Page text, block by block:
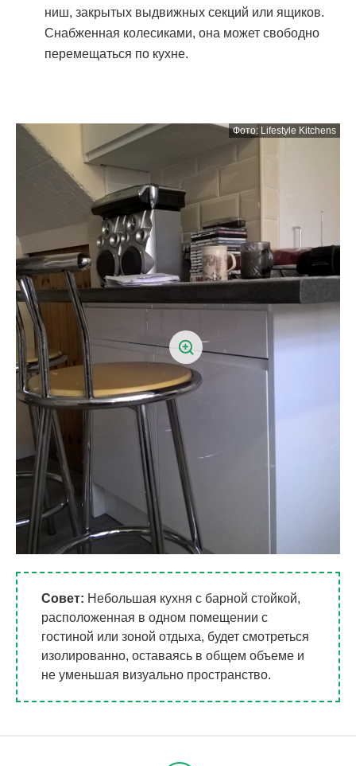
ниш, закрытых выдвижных секций или ящиков.
Снабженная колесиками, она может свободно
перемещаться по кухне.
Совет: Небольшая кухня с барной стойкой,
расположенная в одном помещении с
гостиной или зоной отдыха, будет смотреться
изолированно, оставаясь в общем объеме и
не уменьшая визуально пространство.